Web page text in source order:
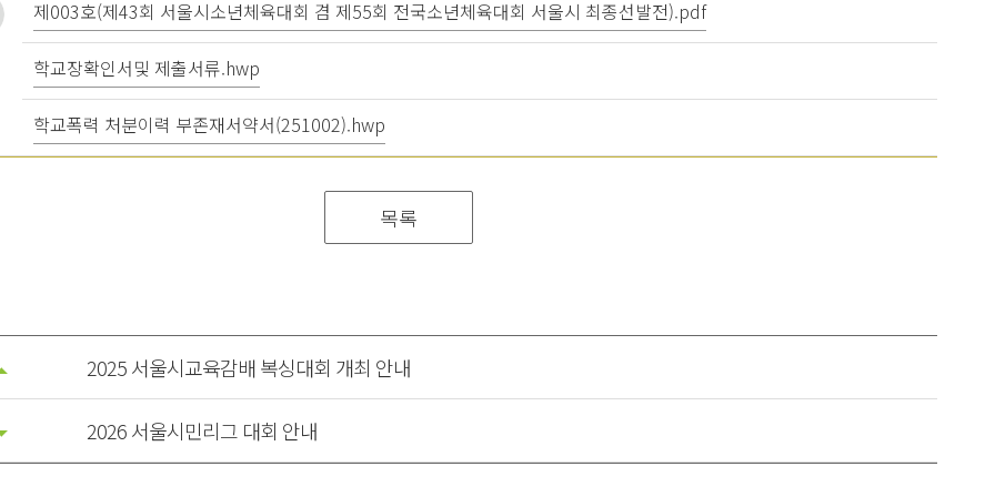
제003호(제43회 서울시소년체육대회 겸 제55회 전국소년체육대회 서울시 최종선발전).pdf
학교장확인서및 제출서류.hwp
학교폭력 처분이력 부존재서약서(251002).hwp
목록
2025 서울시교육감배 복싱대회 개최 안내
2026 서울시민리그 대회 안내